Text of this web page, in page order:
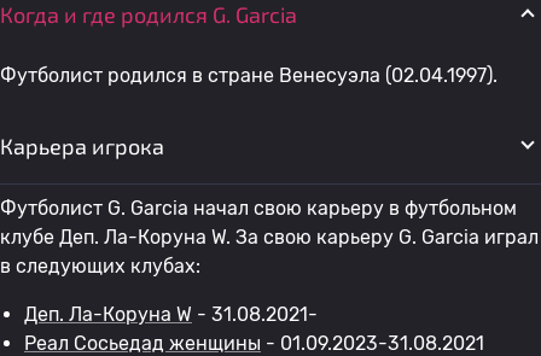
Когда и где родился G. Garcia
Футболист родился в стране Венесуэла (02.04.1997).
Карьера игрока
Футболист G. Garcia начал свою карьеру в футбольном
клубе Деп. Ла-Коруна W. За свою карьеру G. Garcia играл
в следующих клубах:
Деп. Ла-Коруна W - 31.08.2021-
Реал Сосьедад женщины - 01.09.2023-31.08.2021